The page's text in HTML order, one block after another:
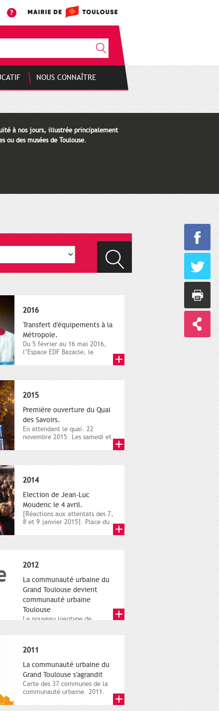
NOUS CONNAÎTRE
à nos jours, illustrée principalement
ou des musées de Toulouse.
2016
Transfert d'équipements à la
Métropole.
Du 5 février au 16 mai 2016,
l’Espace EDF Bazacle, le
2015
Première ouverture du Quai
des Savoirs.
En attendant le quai. 22
novembre 2015. Les samedi et
2014
Election de Jean-Luc
Moudenc le 4 avril.
[Réactions aux attentats des 7,
8 et 9 janvier 2015]. Place du
2012
La communauté urbaine du
Grand Toulouse devient
communauté urbaine
Toulouse
Le nouveau logotype de
représentant l'anneau de
2011
La communauté urbaine du
Grand Toulouse s'agrandit
Carte des 37 communes de la
communauté urbaine. 2011.